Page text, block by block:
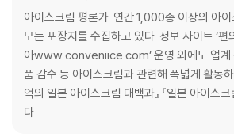
오코노미야키 마쓰다 | 스즈키상점 | 나카쓰야 |
코엔카보 이즈미야 | 아이스쿠린 카페 아크 | 서
포장지와 로고 디자인 갤러리②
포장지와 로고 디자인 갤러리③
3부 현지 업체 & 체인점 아이스크림
아이스크림 평론가. 연간 1,000종 이상의 아
모든 포장지를 수집하고 있다. 정보 사이트 ‘편
아www.conveniice.com’ 운영 외에도 업계
품 감수 등 아이스크림과 관련해 폭넓게 활동
억의 일본 아이스크림 대백과』 『일본 아이스
다.